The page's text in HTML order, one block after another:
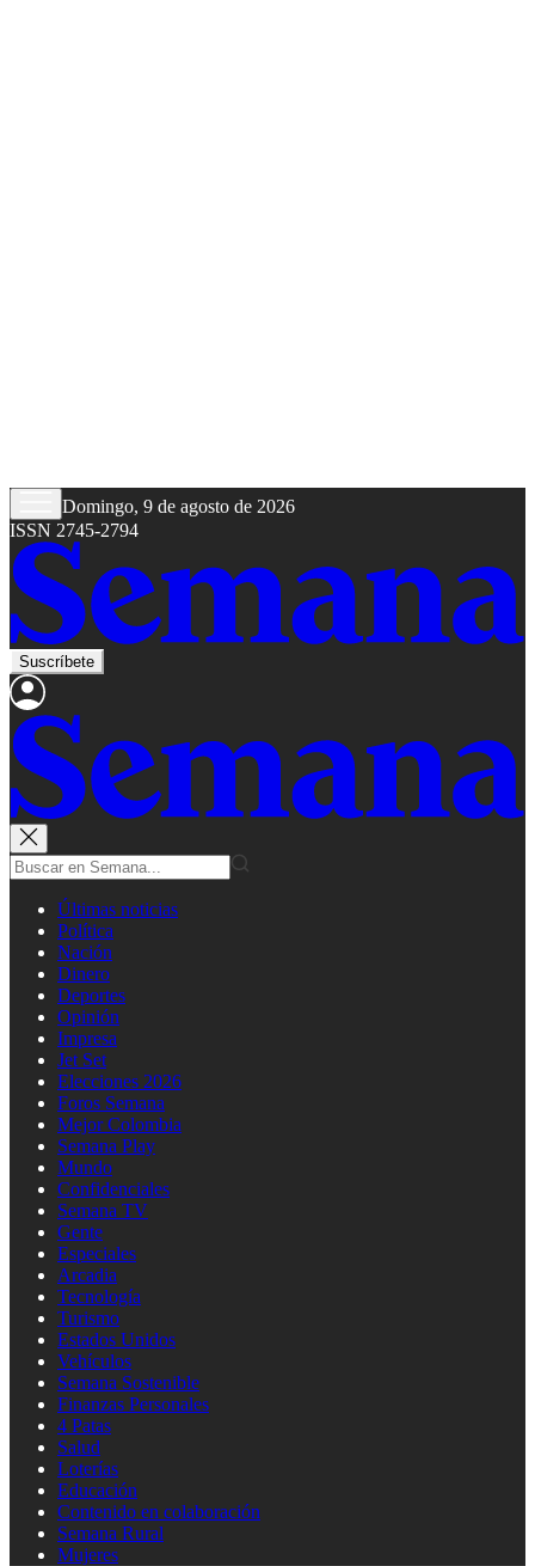
Domingo, 9 de agosto de 2026
ISSN 2745-2794
Suscríbete
Últimas noticias
Política
Nación
Dinero
Deportes
Opinión
Impresa
Jet Set
Elecciones 2026
Foros Semana
Mejor Colombia
Semana Play
Mundo
Confidenciales
Semana TV
Gente
Especiales
Arcadia
Tecnología
Turismo
Estados Unidos
Vehículos
Semana Sostenible
Finanzas Personales
4 Patas
Salud
Loterías
Educación
Contenido en colaboración
Semana Rural
Mujeres